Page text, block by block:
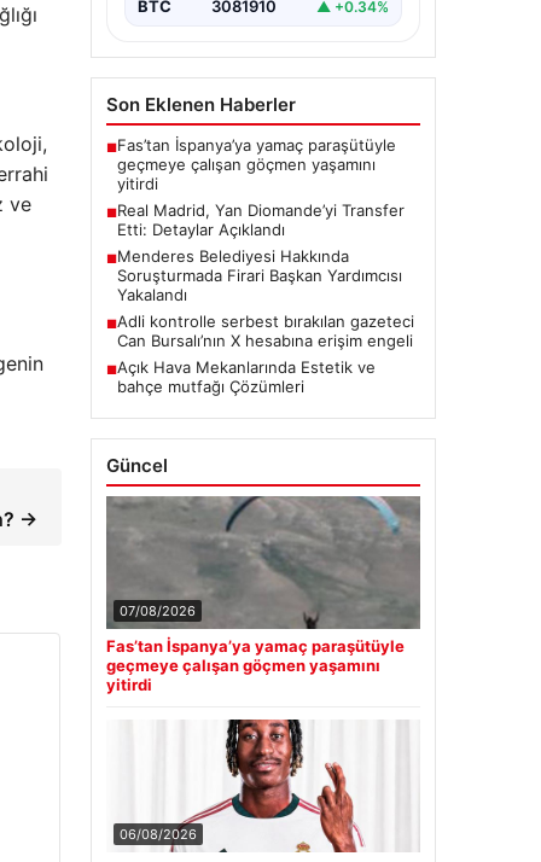
ve
→
BTC 3081910 ▲ +0.34%
Son Eklenen Haberler
■Fas’tan İspanya’ya yamaç paraşütüyle
geçmeye çalışan göçmen yaşamını
yitirdi
■Real Madrid, Yan Diomande’yi Transfer
Etti: Detaylar Açıklandı
■Menderes Belediyesi Hakkında
Soruşturmada Firari Başkan Yardımcısı
Yakalandı
■Adli kontrolle serbest bırakılan gazeteci
Can Bursalı’nın X hesabına erişim engeli
■Açık Hava Mekanlarında Estetik ve
bahçe mutfağı Çözümleri
Güncel
07/08/2026
Fas’tan İspanya’ya yamaç paraşütüyle
geçmeye çalışan göçmen yaşamını
yitirdi
06/08/2026